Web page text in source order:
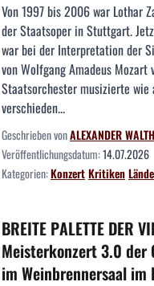
Von 1997 bis 2006 war Lothar
der Staatsoper in Stuttgart.
war bei der Interpretation der
von Wolfgang Amadeus
Staatsorchester musizierte wie
verschieden...
Geschrieben vonALEXANDER
Veröffentlichungsdatum:14.07.2026
Kategorien:KonzertKritiken
BREITE PALETTE DER
Meisterkonzert 3.0 der
im Weinbrennersaal im